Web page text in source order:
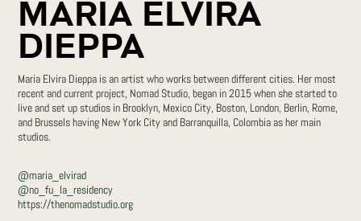
MARIA ELVIRA
DIEPPA
Maria Elvira Dieppa is an artist who works between different cities. Her most
recent and current project, Nomad Studio, began in 2015 when she started to
live and set up studios in Brooklyn, Mexico City, Boston, London, Berlin, Rome,
and Brussels having New York City and Barranquilla, Colombia as her main
studios.
@maria_elvirad
@no_fu_la_residency
https://thenomadstudio.org